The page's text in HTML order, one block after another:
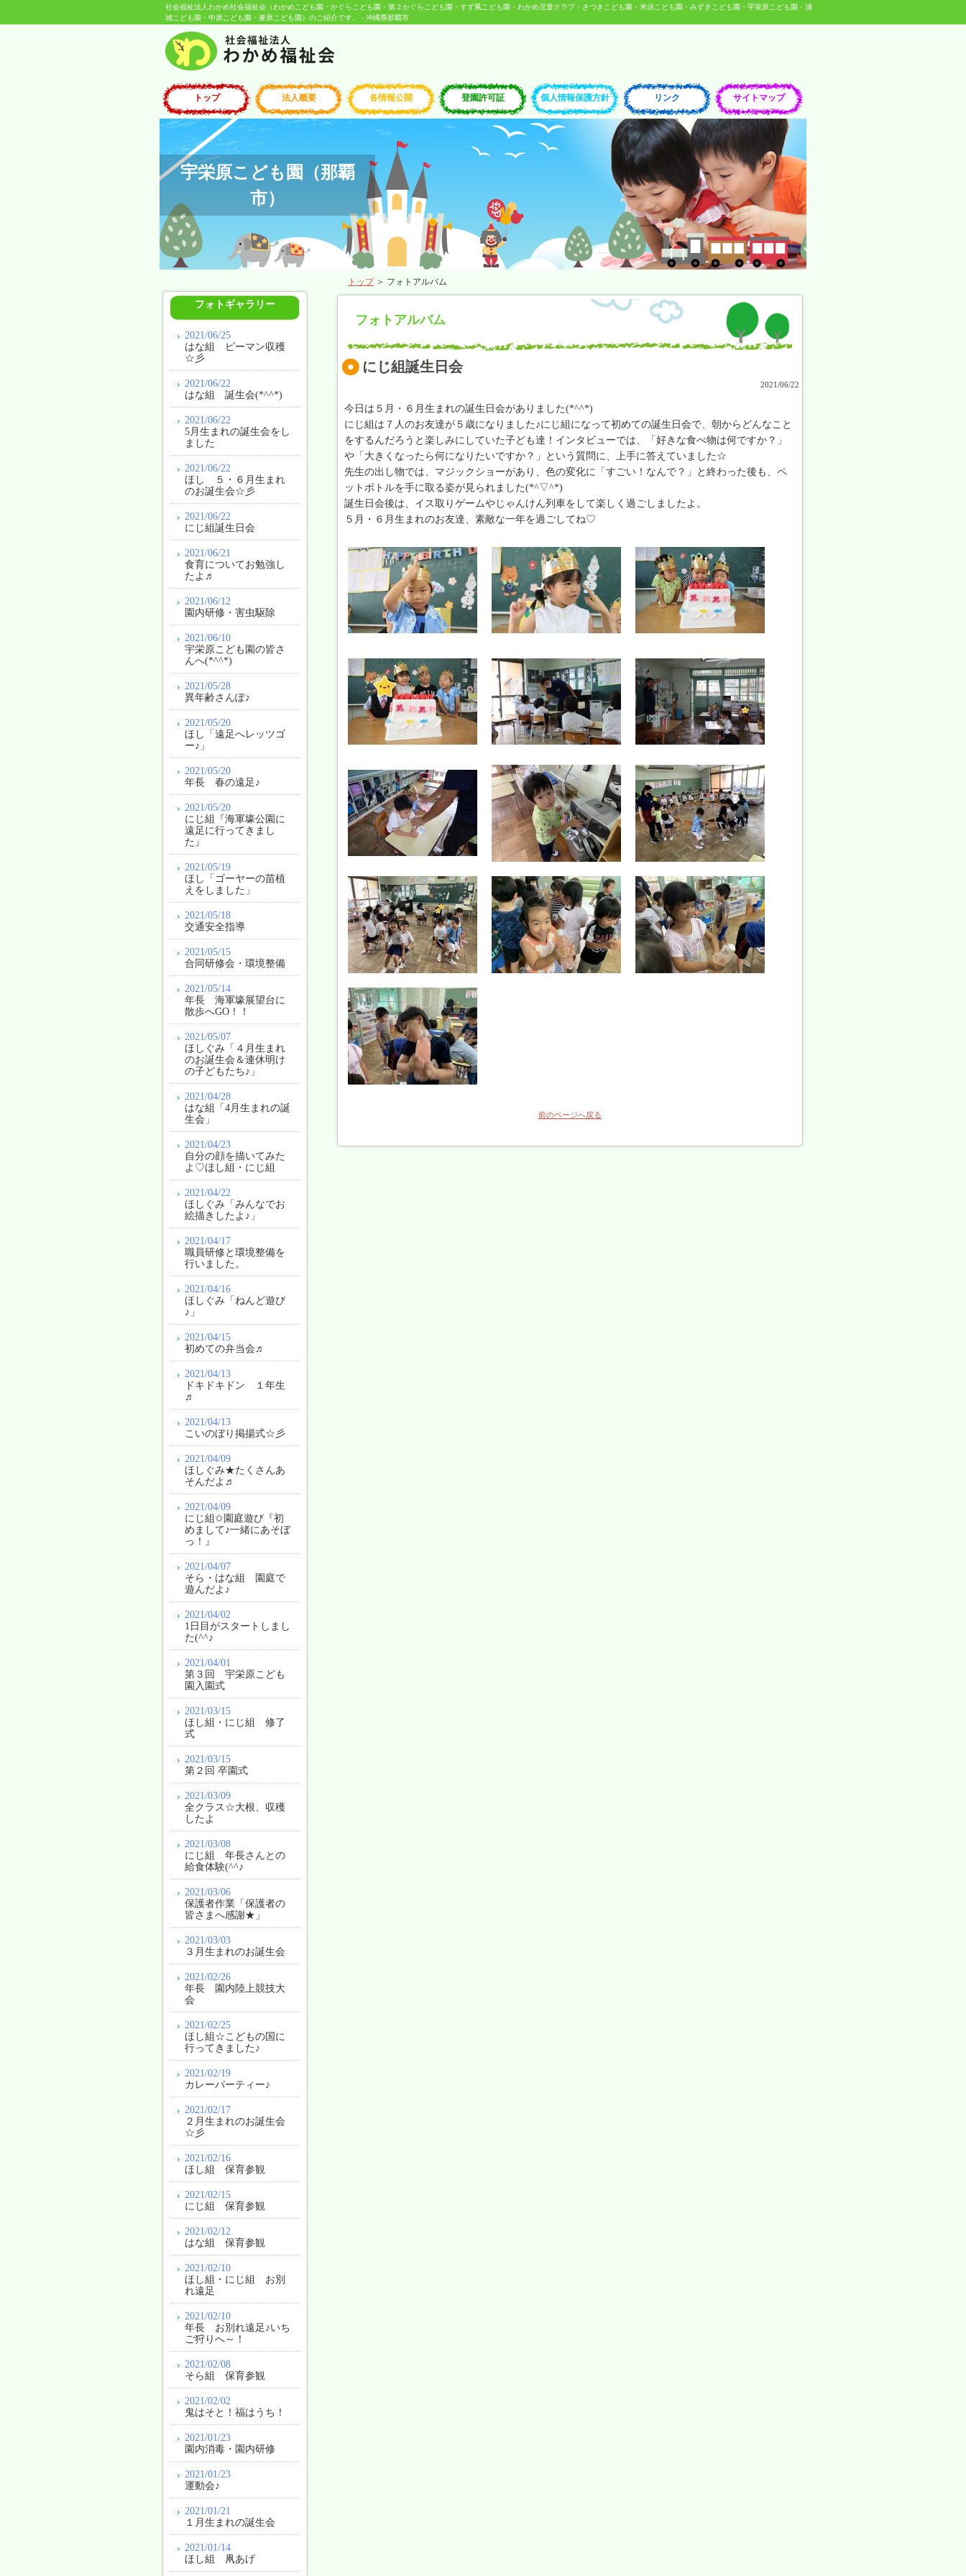
社会福祉法人わかめ社会福祉会（わかめこども園・かぐらこども園・第２かぐらこども園・すず風こども園・わかめ児童クラブ・さつきこども園・米須こども園・みずきこども園・宇栄原こども園・浦
城こども園・中原こども園・兼原こども園）のご紹介です。 - 沖縄県那覇市
トップ 法人概要 各情報公開 登園許可証 個人情報保護方針 リンク サイトマップ
宇栄原こども園（那覇
市）
トップ＞ フォトアルバム
フォトアルバム
にじ組誕生日会
2021/06/22
今日は５月・６月生まれの誕生日会がありました(*^^*)
にじ組は７人のお友達が５歳になりました♪にじ組になって初めての誕生日会で、朝からどんなこと
をするんだろうと楽しみにしていた子ども達！インタビューでは、「好きな食べ物は何ですか？」
や「大きくなったら何になりたいですか？」という質問に、上手に答えていました☆
先生の出し物では、マジックショーがあり、色の変化に「すごい！なんで？」と終わった後も、ペ
ットボトルを手に取る姿が見られました(*^▽^*)
誕生日会後は、イス取りゲームやじゃんけん列車をして楽しく過ごしましたよ。
５月・６月生まれのお友達、素敵な一年を過ごしてね♡
前のページへ戻る
フォトギャラリー
2021/06/25
はな組 ピーマン収穫
☆彡
2021/06/22
はな組 誕生会(*^^*)
2021/06/22
5月生まれの誕生会をし
ました
2021/06/22
ほし ５・６月生まれ
のお誕生会☆彡
2021/06/22
にじ組誕生日会
2021/06/21
食育についてお勉強し
たよ♬
2021/06/12
園内研修・害虫駆除
2021/06/10
宇栄原こども園の皆さ
んへ(*^^*)
2021/05/28
異年齢さんぽ♪
2021/05/20
ほし「遠足へレッツゴ
ー♪」
2021/05/20
年長 春の遠足♪
2021/05/20
にじ組『海軍壕公園に
遠足に行ってきまし
た』
2021/05/19
ほし「ゴーヤーの苗植
えをしました」
2021/05/18
交通安全指導
2021/05/15
合同研修会・環境整備
2021/05/14
年長 海軍壕展望台に
散歩へGO！！
2021/05/07
ほしぐみ「４月生まれ
のお誕生会＆連休明け
の子どもたち♪」
2021/04/28
はな組「4月生まれの誕
生会」
2021/04/23
自分の顔を描いてみた
よ♡ほし組・にじ組
2021/04/22
ほしぐみ「みんなでお
絵描きしたよ♪」
2021/04/17
職員研修と環境整備を
行いました。
2021/04/16
ほしぐみ「ねんど遊び
♪」
2021/04/15
初めての弁当会♬
2021/04/13
ドキドキドン １年生
♬
2021/04/13
こいのぼり掲揚式☆彡
2021/04/09
ほしぐみ★たくさんあ
そんだよ♬
2021/04/09
にじ組✩園庭遊び『初
めまして♪一緒にあそぼ
っ！』
2021/04/07
そら・はな組 園庭で
遊んだよ♪
2021/04/02
1日目がスタートしまし
た(^^♪
2021/04/01
第３回 宇栄原こども
園入園式
2021/03/15
ほし組・にじ組 修了
式
2021/03/15
第２回 卒園式
2021/03/09
全クラス☆大根、収穫
したよ
2021/03/08
にじ組 年長さんとの
給食体験(^^♪
2021/03/06
保護者作業「保護者の
皆さまへ感謝★」
2021/03/03
３月生まれのお誕生会
2021/02/26
年長 園内陸上競技大
会
2021/02/25
ほし組☆こどもの国に
行ってきました♪
2021/02/19
カレーパーティー♪
2021/02/17
２月生まれのお誕生会
☆彡
2021/02/16
ほし組 保育参観
2021/02/15
にじ組 保育参観
2021/02/12
はな組 保育参観
2021/02/10
ほし組・にじ組 お別
れ遠足
2021/02/10
年長 お別れ遠足♪いち
ご狩りへ～！
2021/02/08
そら組 保育参観
2021/02/02
鬼はそと！福はうち！
2021/01/23
園内消毒・園内研修
2021/01/23
運動会♪
2021/01/21
１月生まれの誕生会
2021/01/14
ほし組 凧あげ